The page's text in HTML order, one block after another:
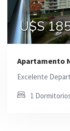
U$S
Apartamento
Excelente
1